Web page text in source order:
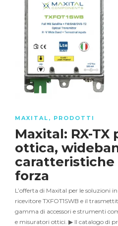
MAXITAL , PRODOTTI
Maxital: RX-TX
ottica,
caratteristiche
forza
L’offerta di Maxital per le soluzioni
ricevitore TXFOT1SWB e il
gamma di accessori e strumenti
e misuratori ottici. ▶ Il catalogo di